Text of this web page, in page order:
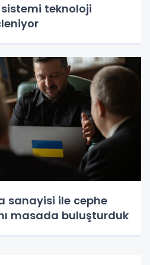
sistemi teknoloji
sanayisi ile cephe
masada buluşturduk